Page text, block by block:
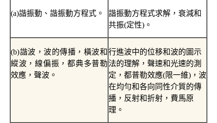
(a)諧振動、諧振動方程式。
諧振動方程式求解，衰減和
共振(定性) 。
(b)諧波，波的傳播，橫波和
縱波，線偏振，都典多普勒
效應，聲波。
行進波中的位移和波的圖示
法的理解，聲速和光速的測
定，都普勒效應(限一維) ，波
在均勻和各向同性介質的傳
播，反射和折射，費馬原
理。